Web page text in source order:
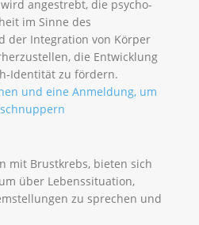
angestrebt, die psycho-
im Sinne des
der Integration von Körper
die Entwicklung
Identität zu fördern.
und eine Anmeldung, um
mit Brustkrebs, bieten sich
über Lebenssituation,
zu sprechen und